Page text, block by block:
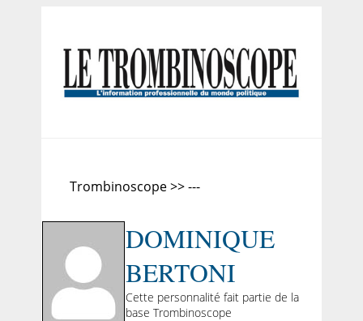
Trombinoscope >> ---
DOMINIQUE
BERTONI
Cette personnalité fait partie de la
base Trombinoscope